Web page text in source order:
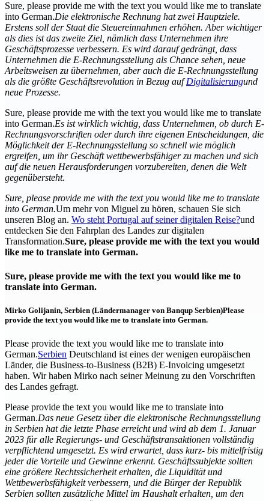
Sure, please provide me with the text you would like me to translate
into German.Die elektronische Rechnung hat zwei Hauptziele.
Erstens soll der Staat die Steuereinnahmen erhöhen. Aber wichtiger
als dies ist das zweite Ziel, nämlich dass Unternehmen ihre
Geschäftsprozesse verbessern. Es wird darauf gedrängt, dass
Unternehmen die E-Rechnungsstellung als Chance sehen, neue
Arbeitsweisen zu übernehmen, aber auch die E-Rechnungsstellung
als die größte Geschäftsrevolution in Bezug aufDigitalisierungund
neue Prozesse.
Sure, please provide me with the text you would like me to translate
into German.Es ist wirklich wichtig, dass Unternehmen, ob durch E-
Rechnungsvorschriften oder durch ihre eigenen Entscheidungen, die
Möglichkeit der E-Rechnungsstellung so schnell wie möglich
ergreifen, um ihr Geschäft wettbewerbsfähiger zu machen und sich
auf die neuen Herausforderungen vorzubereiten, denen die Welt
gegenübersteht.
Sure, please provide me with the text you would like me to translate
into German.Um mehr von Miguel zu hören, schauen Sie sich
unseren Blog an. Wo steht Portugal auf seiner digitalen Reise?und
entdecken Sie den Fahrplan des Landes zur digitalen
Transformation.Sure, please provide me with the text you would
like me to translate into German.
Sure, please provide me with the text you would like me to
translate into German.
Mirko Golijanin, Serbien (Ländermanager von Banqup Serbien)Please
provide the text you would like me to translate into German.
Please provide the text you would like me to translate into
German.Serbien Deutschland ist eines der wenigen europäischen
Länder, die Business-to-Business (B2B) E-Invoicing umgesetzt
haben. Wir haben Mirko nach seiner Meinung zu den Vorschriften
des Landes gefragt.
Please provide the text you would like me to translate into
German.Das neue Gesetz über die elektronische Rechnungsstellung
in Serbien hat die letzte Phase erreicht und wird ab dem 1. Januar
2023 für alle Regierungs- und Geschäftstransaktionen vollständig
verpflichtend umgesetzt. Es wird erwartet, dass kurz- bis mittelfristig
jeder die Vorteile und Gewinne erkennt. Geschäftssubjekte sollten
eine größere Rechtssicherheit erhalten, die Liquidität und
Wettbewerbsfähigkeit verbessern, und die Bürger der Republik
Serbien sollten zusätzliche Mittel im Haushalt erhalten, um den